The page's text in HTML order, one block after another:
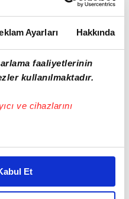
Ayarları Hakkında
faaliyetlerinin
kullanılmaktadır.
ve cihazlarını
sizlere özel
Bunu yaparken
deneyimi sunmak
Et